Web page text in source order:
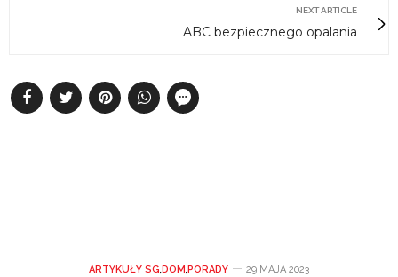
NEXT ARTICLE
ABC bezpiecznego opalania
ARTYKUŁY SG,DOM,PORADY 29 MAJA 2023